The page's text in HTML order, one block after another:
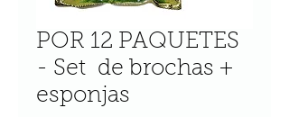
POR 12 PAQUETES
- Set de brochas +
esponjas